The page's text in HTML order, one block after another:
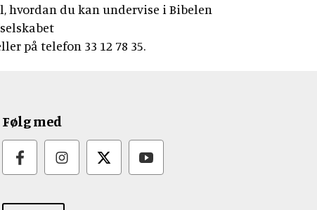
du kan undervise i Bibelen
på telefon 33 12 78 35.
Følg med